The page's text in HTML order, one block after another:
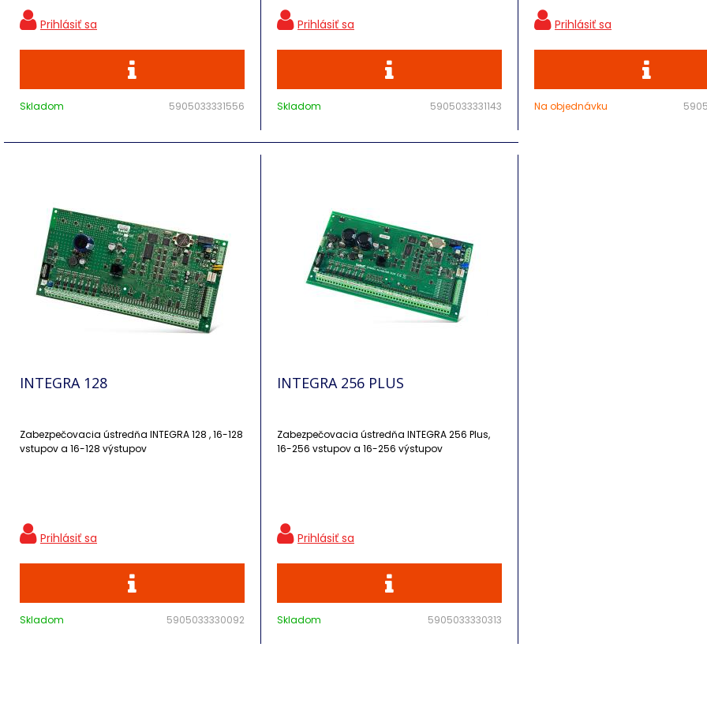
Skladom 5905033331556 Skladom 5905033331143 Na objednávku
INTEGRA 128
Zabezpečovacia ústredňa INTEGRA 128 , 16-128
vstupov a 16-128 výstupov
Skladom 5905033330092
INTEGRA 256 PLUS
Zabezpečovacia ústredňa INTEGRA 256 Plus,
16-256 vstupov a 16-256 výstupov
Skladom 5905033330313